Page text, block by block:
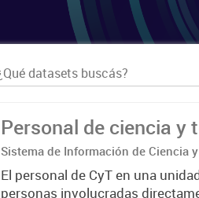
Personal de ciencia y
Sistema de Información de Ciencia
El personal de CyT en una
personas involucradas